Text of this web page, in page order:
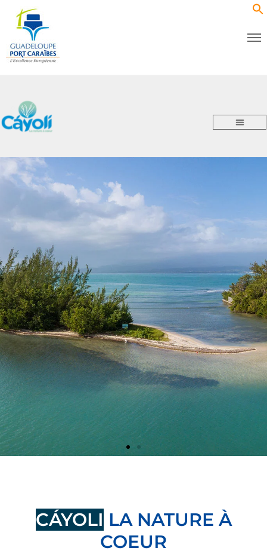
Mangroves, herbiers, coraux : des milieux naturels
interconnectés à préserver. Vous retrouverez sur ce site des
informations pour mieux les connaitre, savoir quels
dispositifs de restauration active sont développés et suivre
CÁYOLI LA NATURE À
COEUR